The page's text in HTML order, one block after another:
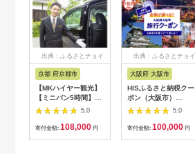
出典：ふるさとチョイ
京都 府京都市
【MKハイヤー観光】
【ミニバン5時間】ド
ライバーとめぐるとっ
ておきの京都観光（3
／21-6／20・10／1-
5.0
寄付金額: 108,000 円
出典：ふるさとチョイ
大阪府 大阪市
HISふるさと納税クー
ポン（大阪市）
30,000円分_OS039-
5.0
寄付金額: 100,000 円